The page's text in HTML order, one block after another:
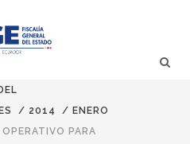
/ 2014 / ENERO
PARA